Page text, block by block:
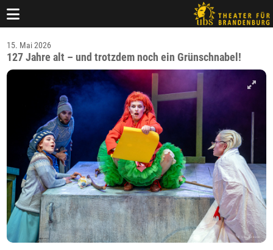
15. Mai 2026
127 Jahre alt – und trotzdem noch ein Grünschnabel!